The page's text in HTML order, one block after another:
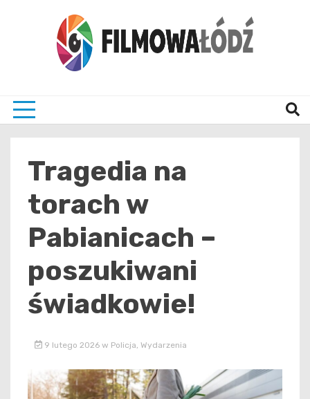
Tragedia na
torach w
Pabianicach –
poszukiwani
świadkowie!
9 lutego 2026 w Policja Wydarzenia